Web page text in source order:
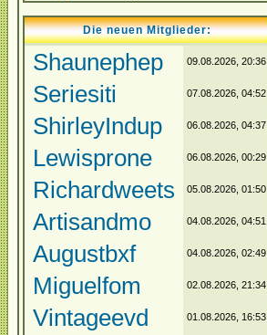
Die neuen Mitglieder:
Shaunephep 09.08.2026, 20:36
Seriesiti 07.08.2026, 04:52
ShirleyIndup 06.08.2026, 04:37
Lewisprone 06.08.2026, 00:29
Richardweets 05.08.2026, 01:50
Artisandmo 04.08.2026, 04:51
Augustbxf 04.08.2026, 02:49
Miguelfom 02.08.2026, 21:34
Vintageevd 01.08.2026, 16:53